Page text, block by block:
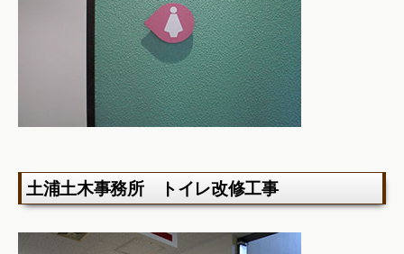
土浦土木事務所 トイレ改修工事